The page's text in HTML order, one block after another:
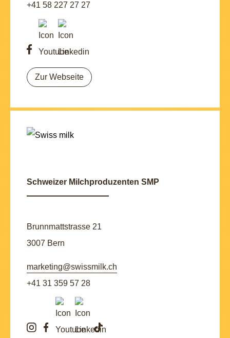
+41 58 227 27 27
Zur Webseite
Schweizer Milchproduzenten SMP
Brunnmattstrasse 21
3007 Bern
marketing@swissmilk.ch
+41 31 359 57 28